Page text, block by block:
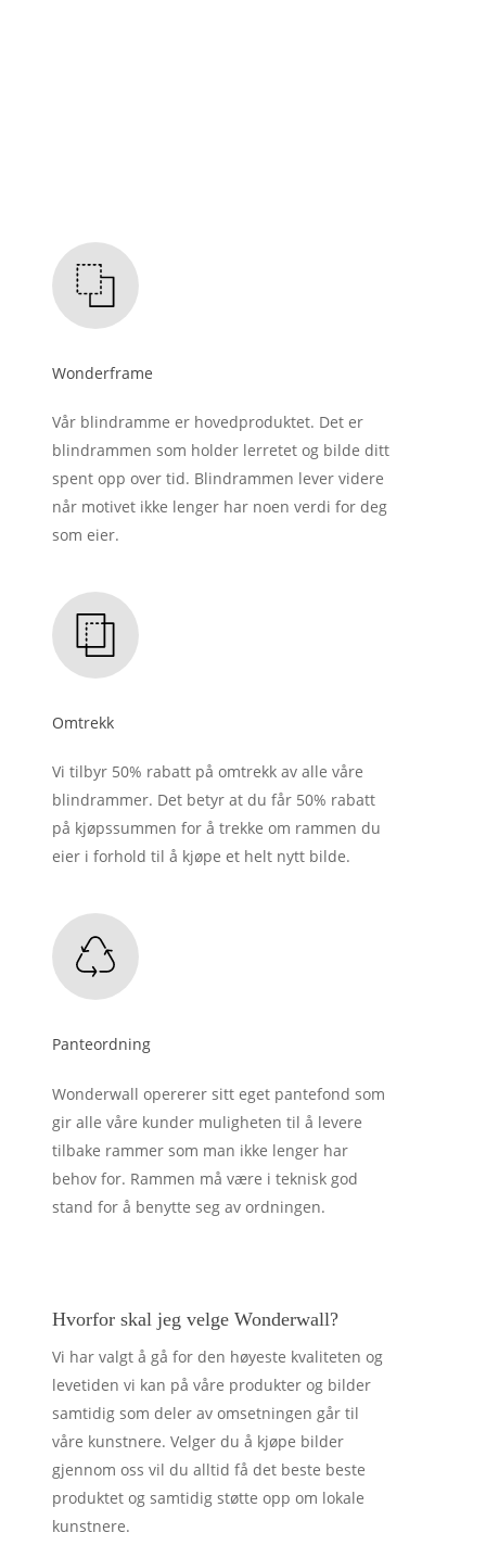
Wonderframe
Vår blindramme er hovedproduktet. Det er
blindrammen som holder lerretet og bilde ditt
spent opp over tid. Blindrammen lever videre
når motivet ikke lenger har noen verdi for deg
som eier.
Omtrekk
Vi tilbyr 50% rabatt på omtrekk av alle våre
blindrammer. Det betyr at du får 50% rabatt
på kjøpssummen for å trekke om rammen du
eier i forhold til å kjøpe et helt nytt bilde.
Panteordning
Wonderwall opererer sitt eget pantefond som
gir alle våre kunder muligheten til å levere
tilbake rammer som man ikke lenger har
behov for. Rammen må være i teknisk god
stand for å benytte seg av ordningen.
Hvorfor skal jeg velge Wonderwall?
Vi har valgt å gå for den høyeste kvaliteten og
levetiden vi kan på våre produkter og bilder
samtidig som deler av omsetningen går til
våre kunstnere. Velger du å kjøpe bilder
gjennom oss vil du alltid få det beste beste
produktet og samtidig støtte opp om lokale
kunstnere.